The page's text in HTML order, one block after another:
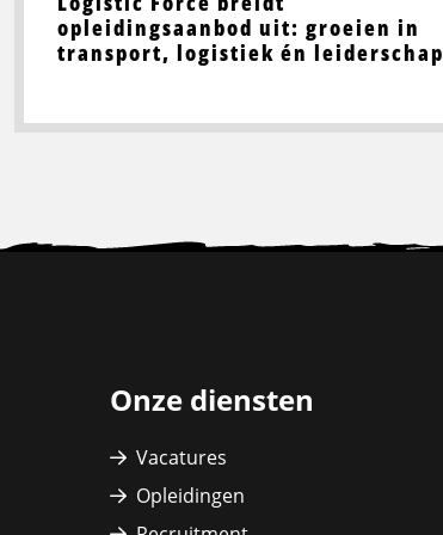
opleidingsaanbod uit: groeien in
transport, logistiek én leiderschap
Onze diensten
Vacatures
Opleidingen